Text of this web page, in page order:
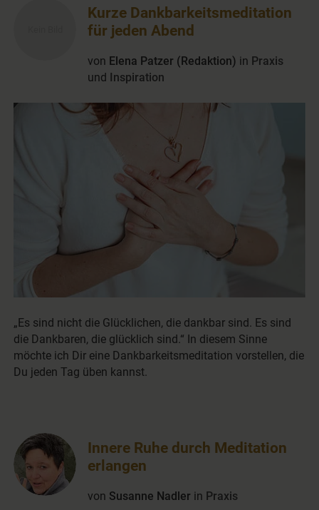
„Es sind nicht die Glücklichen, die dankbar sind. Es sind
die Dankbaren, die glücklich sind.“ In diesem Sinne
möchte ich Dir eine Dankbarkeitsmeditation vorstellen, die
Du jeden Tag üben kannst.
Kurze Dankbarkeitsmeditation
für jeden Abend
von Elena Patzer (Redaktion) in Praxis
und
Inspiration
Innere Ruhe durch Meditation
erlangen
von Susanne Nadler in Praxis